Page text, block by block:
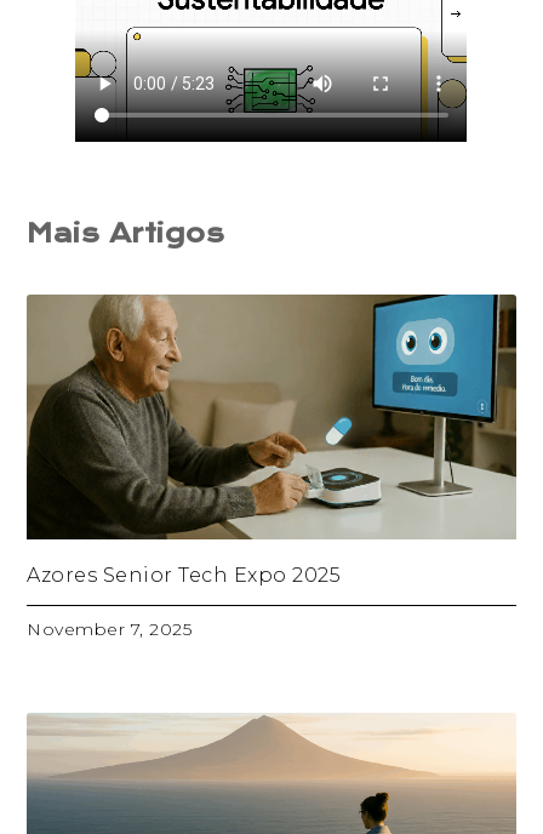
Mais Artigos
Azores Senior Tech Expo 2025
November 7, 2025